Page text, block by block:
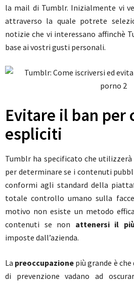
la mail di Tumblr. Inizialmente vi
attraverso la quale potrete
notizie che vi interessano affinchè
base ai vostri gusti personali.
Evitare il ban per
espliciti
Tumblr ha specificato che utilizzerà
per determinare se i contenuti
conformi agli standard della
totale controllo umano sulla
motivo non esiste un metodo
contenuti se non attenersi il
imposte dall’azienda.
La preoccupazione più grande è
di prevenzione vadano ad